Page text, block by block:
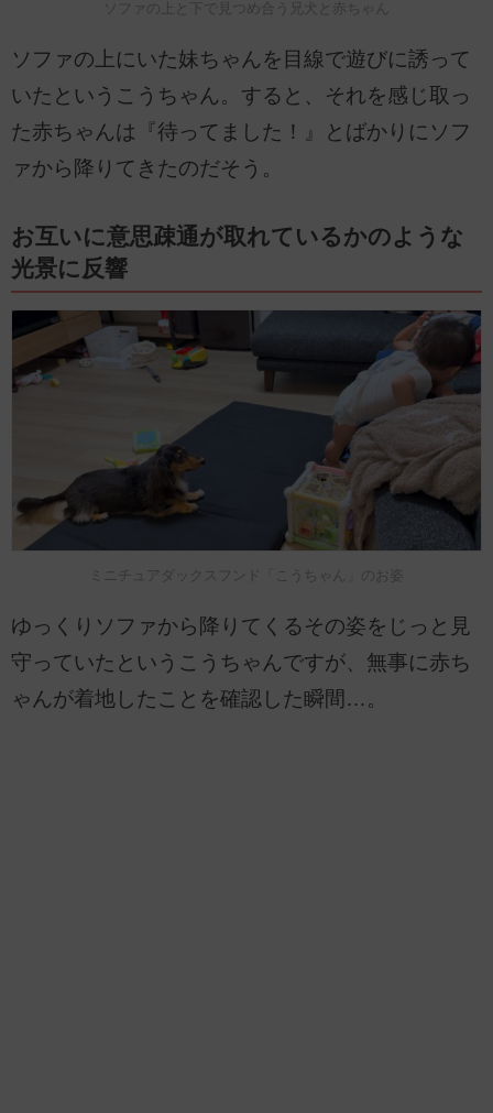
ソファの上と下で見つめ合う兄犬と赤ちゃん
ソファの上にいた妹ちゃんを目線で遊びに誘って
いたというこうちゃん。すると、それを感じ取っ
た赤ちゃんは『待ってました！』とばかりにソフ
ァから降りてきたのだそう。
お互いに意思疎通が取れているかのような
光景に反響
ミニチュアダックスフンド「こうちゃん」のお姿
ゆっくりソファから降りてくるその姿をじっと見
守っていたというこうちゃんですが、無事に赤ち
ゃんが着地したことを確認した瞬間…。